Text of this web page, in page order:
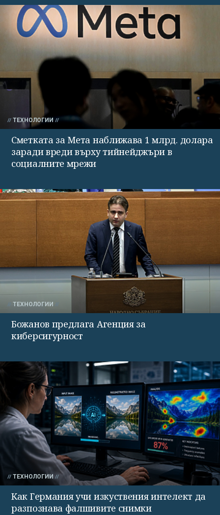
ТЕХНОЛОГИИ
Сметката за Мета наближава 1 млрд. долара
заради вреди върху тийнейджъри в
социалните мрежи
ТЕХНОЛОГИИ
Божанов предлага Агенция за
киберсигурност
ТЕХНОЛОГИИ
Как Германия учи изкуствения интелект да
разпознава фалшивите снимки